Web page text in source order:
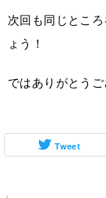
次回も同じとこ
ょう！
ではありがとうご
Tweet